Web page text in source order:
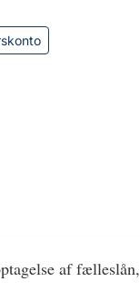
af fælleslån,